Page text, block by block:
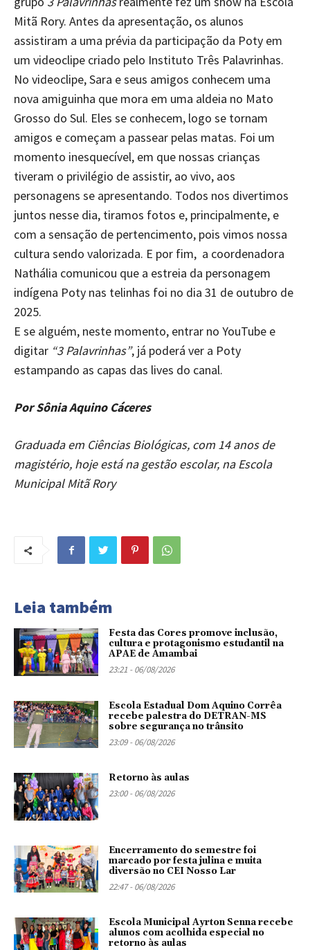
Mitã Rory. Antes da apresentação, os alunos
assistiram a uma prévia da participação da Poty em
um videoclipe criado pelo Instituto Três Palavrinhas.
No videoclipe, Sara e seus amigos conhecem uma
nova amiguinha que mora em uma aldeia no Mato
Grosso do Sul. Eles se conhecem, logo se tornam
amigos e começam a passear pelas matas. Foi um
momento inesquecível, em que nossas crianças
tiveram o privilégio de assistir, ao vivo, aos
personagens se apresentando. Todos nos divertimos
juntos nesse dia, tiramos fotos e, principalmente, e
com a sensação de pertencimento, pois vimos nossa
cultura sendo valorizada. E por fim, a coordenadora
Nathália comunicou que a estreia da personagem
indígena Poty nas telinhas foi no dia 31 de outubro de
2025.
E se alguém, neste momento, entrar no YouTube e
digitar “3 Palavrinhas”, já poderá ver a Poty
estampando as capas das lives do canal.
Por Sônia Aquino Cáceres
Graduada em Ciências Biológicas, com 14 anos de
magistério, hoje está na gestão escolar, na Escola
Municipal Mitã Rory
Leia também
Festa das Cores promove inclusão,
cultura e protagonismo estudantil na
APAE de Amambai
23:21 - 06/08/2026
Escola Estadual Dom Aquino Corrêa
recebe palestra do DETRAN-MS
sobre segurança no trânsito
23:09 - 06/08/2026
Retorno às aulas
23:00 - 06/08/2026
Encerramento do semestre foi
marcado por festa julina e muita
diversão no CEI Nosso Lar
22:47 - 06/08/2026
Escola Municipal Ayrton Senna recebe
alunos com acolhida especial no
retorno às aulas